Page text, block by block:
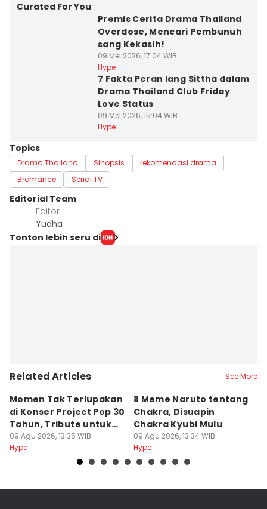
Curated For You
Premis Cerita Drama Thailand
Overdose, Mencari Pembunuh
sang Kekasih!
09 Mei 2026, 17:04 WIB
Hype
7 Fakta Peran Iang Sittha dalam
Drama Thailand Club Friday
Love Status
09 Mei 2026, 15:04 WIB
Hype
Topics
Drama Thailand Sinopsis
rekomendasi drama
Bromance
Serial TV
Editorial Team
Editor
Yudha ‎
Tonton lebih seru di
Related Articles See More
Momen Tak Terlupakan
di Konser Project Pop 30
Tahun, Tribute untuk
Oon
09 Agu 2026, 13:35 WIB
Hype
8 Meme Naruto tentang
Chakra, Disuapin
Chakra Kyubi Mulu
09 Agu 2026, 13:34 WIB
Hype